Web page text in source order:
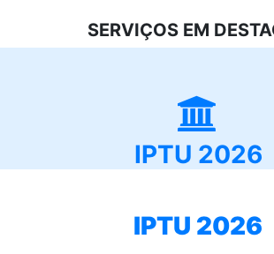
SERVIÇOS EM
IPTU 2026
IPTU 2026